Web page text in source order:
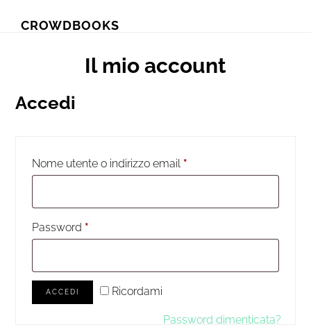
CROWDBOOKS
Il mio account
Accedi
Nome utente o indirizzo email *
Password *
Ricordami
ACCEDI
Password dimenticata?